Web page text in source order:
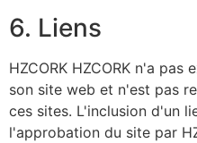
6. Liens
HZCORK HZCORK n'a pas
son site web et n'est pas
ces sites. L'inclusion d'un
l'approbation du site par